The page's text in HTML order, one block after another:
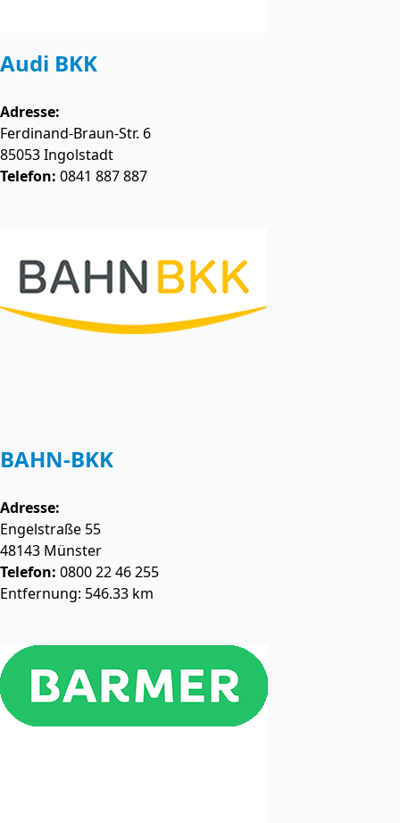
Audi BKK
Adresse:
Ferdinand-Braun-Str. 6
85053Ingolstadt
Telefon: 0841 887 887
BAHN-BKK
Adresse:
Engelstraße 55
48143 Münster
Telefon: 0800 22 46 255
Entfernung: 546.33 km